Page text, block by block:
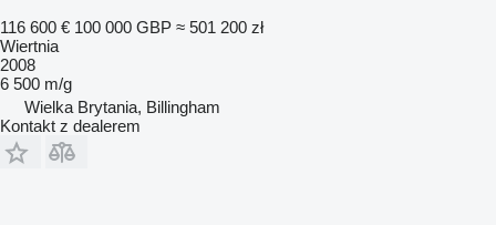
116 600 € 100 000 GBP ≈ 501 200 zł
Wiertnia
2008
6 500 m/g
Wielka Brytania, Billingham
Kontakt z dealerem